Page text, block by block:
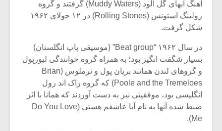
آهنگ آبهای گل آلود (Muddy Waters) گرفتند و گروه
رولینگ استونس (Rolling Stones) در ۱۲ جولای ۱۹۶۲
شکل گرفت.
در سال ۱۹۶۲ “Beat group” (موسیقی پاپ انگلستان)
بسیار شگفت انگیز بود؛ به همراه گروه خوانندگی لیورپول
و گروهای لندن همانند بریان پول و ترملوس (Brian
Poole and the Tremeloes) که گروه راک اند رول
انگلیسی بود، موفقیتی نیز به دست آوردند که همانا با اثر
ضبط شده آنها به نام آیا عاشقم هستی (Do You Love
Me).